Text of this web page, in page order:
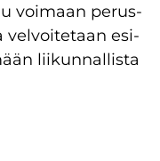
voi­maan pe­rus­
vel­voi­te­taan esi-
lii­kun­nal­lis­ta